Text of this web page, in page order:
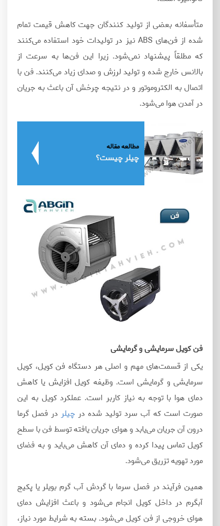
متأسفانه بعضی از تولید کنندگان جهت کاهش قیمت تمام
شده از فن‌های ABS نیز در تولیدات خود استفاده می‌کنند
که مطلقاً پیشنهاد نمی‌شود. زیرا این فن‌ها به‌ سرعت از
بالانس خارج شده و تولید لرزش و صدای زیاد می‌کنند. فن با
اتصال به الکتروموتور و در نتیجه چرخش آن باعث به جریان
در آمدن هوا می‌شود.
مطالعه مقاله
چیلر چیست؟
فن کویل سرمایشی و گرمایشی
یکی از قسمت‌های مهم و اصلی هر دستگاه فن کویل، کویل
سرمایشی و گرمایشی است. وظیفه کویل افزایش یا کاهش
دمای هوا با توجه به نیاز کاربر است. عملکرد کویل به این
صورت است که آب سرد تولید شده در چیلر در فصل گرما
درون آن جریان می‌یابد و هوای جریان یافته توسط فن با سطح
کویل تماس پیدا کرده و دمای آن کاهش می‌باید و به فضای
مورد تهویه تزریق می‌شود.
همین فرآیند در فصل سرما با گردش آب گرم بویلر یا پکیج
آبگرم در داخل کویل انجام‌ می‌شود و باعث افزایش دمای
هوای خروجی از فن کویل می‌شود. بسته به شرایط مورد نیاز،